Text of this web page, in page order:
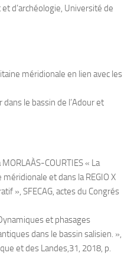
et d’archéologie, Université de
méridionale en lien avec les
le bassin de l’Adour et
COURTIES « La
et dans la REGIO X
», SFECAG, actes du Congrés
et phasages
dans le bassin salisien. »,
et des Landes,31, 2018, p.